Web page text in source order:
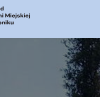
Zieleni